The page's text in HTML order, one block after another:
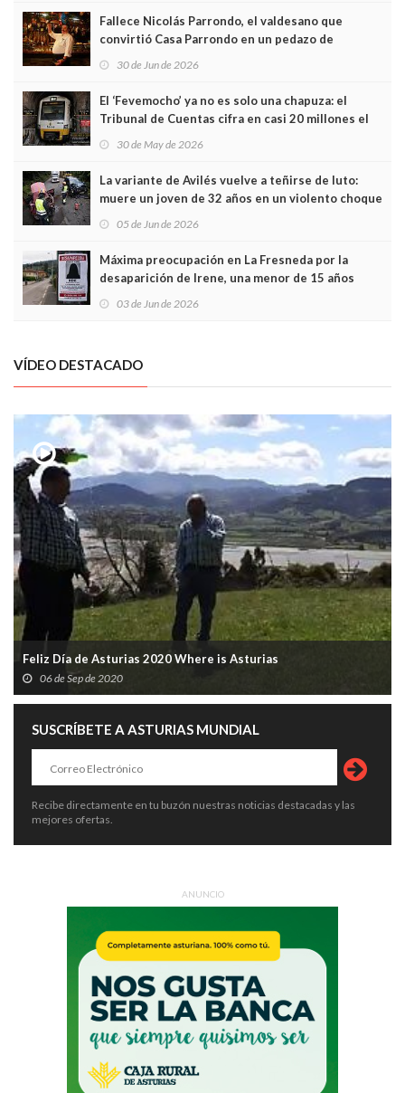
Fallece Nicolás Parrondo, el valdesano que
convirtió Casa Parrondo en un pedazo de
Asturias en Madrid
30 de Jun de 2026
El ‘Fevemocho’ ya no es solo una chapuza: el
Tribunal de Cuentas cifra en casi 20 millones el
sobrecoste de los trenes que no cabían por los
30 de May de 2026
La variante de Avilés vuelve a teñirse de luto:
muere un joven de 32 años en un violento choque
frontal
05 de Jun de 2026
Máxima preocupación en La Fresneda por la
desaparición de Irene, una menor de 15 años
03 de Jun de 2026
VÍDEO DESTACADO
Feliz Día de Asturias 2020 Where is Asturias
06 de Sep de 2020
SUSCRÍBETE A ASTURIAS MUNDIAL
Recibe directamente en tu buzón nuestras noticias destacadas y las
mejores ofertas.
ANUNCIO